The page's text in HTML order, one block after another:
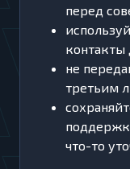
перед
контакты
не
третьим
что-то